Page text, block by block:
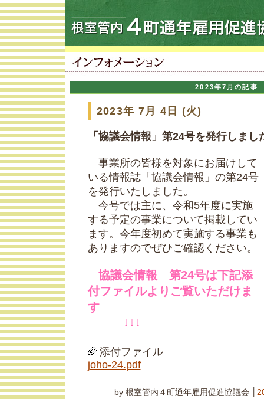
2023年7月の記事
2023年 7月 4日 (火)
「協議会情報」第24号を発行しまし
事業所の皆様を対象にお届けして
いる情報誌「協議会情報」の第24号
を発行いたしました。
今号では主に、令和5年度に実施
する予定の事業について掲載してい
ます。今年度初めて実施する事業も
ありますのでぜひご確認ください。
協議会情報 第24号は下記添
付ファイルよりご覧いただけま
す
↓↓↓
添付ファイル
joho-24.pdf
by 根室管内４町通年雇用促進協議会 │